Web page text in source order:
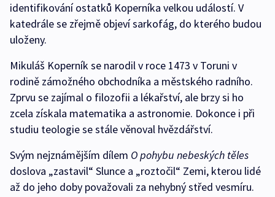
identifikování ostatků Koperníka velkou událostí. V
katedrále se zřejmě objeví sarkofág, do kterého budou
uloženy.
Mikuláš Koperník se narodil v roce 1473 v Toruni v
rodině zámožného obchodníka a městského radního.
Zprvu se zajímal o filozofii a lékařství, ale brzy si ho
zcela získala matematika a astronomie. Dokonce i při
studiu teologie se stále věnoval hvězdářství.
Svým nejznámějším dílem O pohybu nebeských těles
doslova „zastavil“ Slunce a „roztočil“ Zemi, kterou lidé
až do jeho doby považovali za nehybný střed vesmíru.